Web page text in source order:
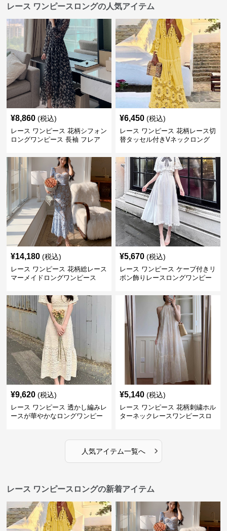
レース ワンピースロングの人気アイテム
¥8,860 (税込)
レース ワンピース 花柄シフォン
ロングワンピース 長袖 フレア
¥6,450 (税込)
レース ワンピース 花柄レース切
替タッセル付きVネックロング
¥14,180 (税込)
レース ワンピース 花柄総レース
マーメイドロングワンピース
¥5,670 (税込)
レース ワンピース ケープ付きリ
ボン飾りレースロングワンピー
¥9,620 (税込)
レース ワンピース 透かし編みレ
ースが華やかなロングワンピー
¥5,140 (税込)
レース ワンピース 花柄刺繍ホル
ターネックレースワンピースロ
人気アイテム一覧へ ›
レース ワンピースロングの新着アイテム